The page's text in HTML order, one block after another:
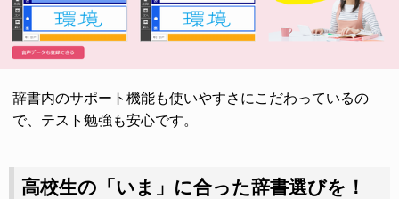
辞書内のサポート機能も使いやすさにこだわっているの
で、テスト勉強も安心です。
高校生の「いま」に合った辞書選びを！